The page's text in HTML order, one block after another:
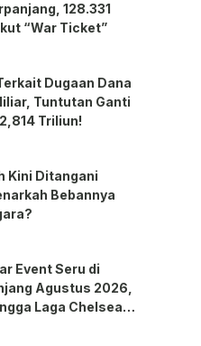
128.331
“War Ticket”
Dugaan Dana
Tuntutan Ganti
Triliun!
Kini Ditangani
Bebannya
Event Seru di
Agustus 2026,
Laga Chelsea